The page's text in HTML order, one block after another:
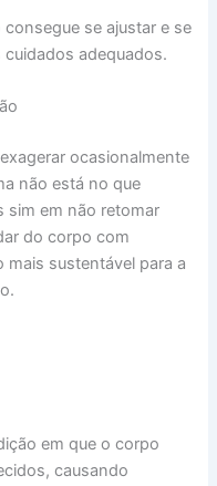
se ajustar e se
adequados.
ocasionalmente
não está no que
sim em não retomar
do corpo com
mais sustentável para a
em que o corpo
causando